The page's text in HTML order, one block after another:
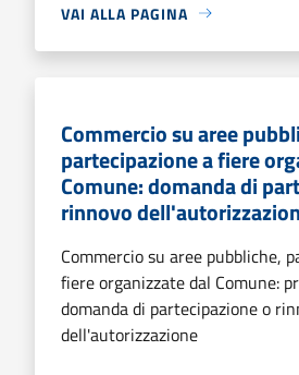
VAI ALLA PAGINA
Commercio su aree
partecipazione a fiere
Comune: domanda di
rinnovo
Commercio su aree pubbliche,
fiere organizzate dal Comune:
domanda di partecipazione o
dell'autorizzazione